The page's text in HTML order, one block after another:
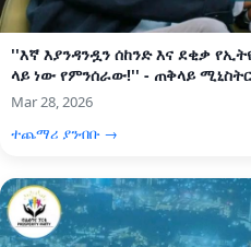
''እኛ እያንዳንዷን ሰከንድ እና ደቂቃ
ላይ ነው የምንሰራው!'' - ጠቅላይ
Mar 28, 2026
ተጨማሪ ያንብቡ →